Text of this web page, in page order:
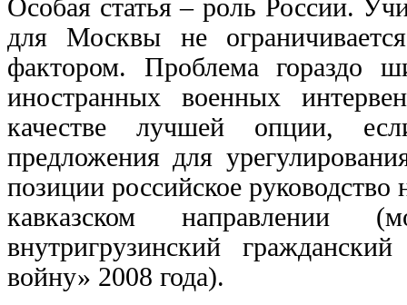
Особая статья – роль России.
для Москвы не
фактором. Проблема гораздо
иностранных военных
качестве лучшей опции,
предложения для
позиции российское руководство
кавказском направлении
внутригрузинский
войну» 2008 года).